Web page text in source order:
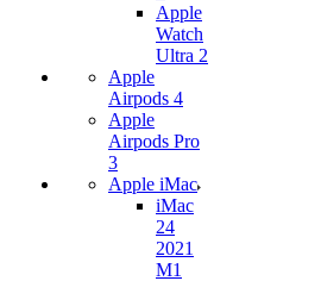
Apple
Watch
Ultra 2
Apple
Airpods 4
Apple
Airpods Pro
3
Apple iMac
iMac
24
2021
M1